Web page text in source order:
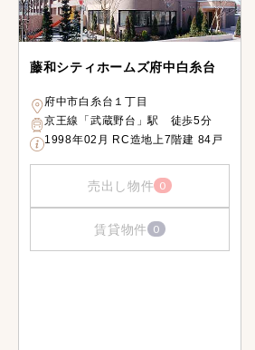
藤和シティホームズ府中白糸台
府中市白糸台１丁目
京王線「武蔵野台」駅 徒歩5分
1998年02月 RC造地上7階建 84戸
売出し物件 0
賃貸物件 0